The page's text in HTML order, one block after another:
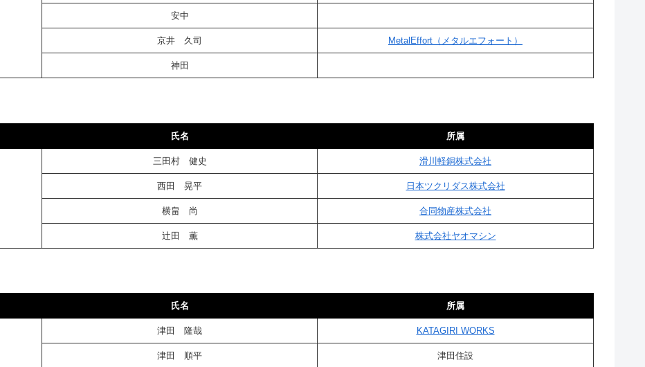
安中
京井 久司 MetalEffort（メタルエフォート）
神田
氏名 所属
三田村 健史 滑川軽銅株式会社
西田 晃平 日本ツクリダス株式会社
横畠 尚 合同物産株式会社
辻田 薫 株式会社ヤオマシン
氏名 所属
津田 隆哉 KATAGIRI WORKS
津田 順平 津田住設